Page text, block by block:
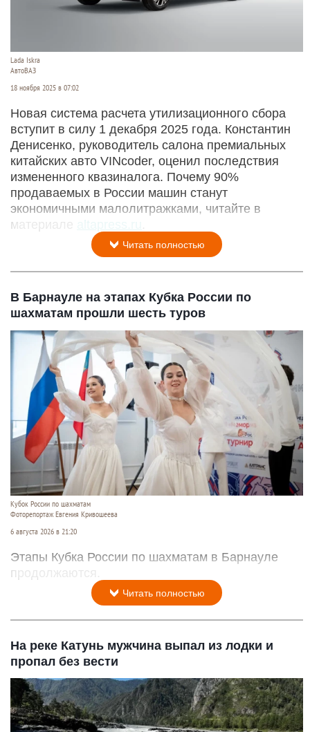
Lada Iskra
АвтоВАЗ
18 ноября 2025 в 07:02
Новая система расчета утилизационного сбора
вступит в силу 1 декабря 2025 года. Константин
Денисенко, руководитель салона премиальных
китайских авто VINcoder, оценил последствия
измененного квазиналога. Почему 90%
продаваемых в России машин станут
экономичными малолитражками, читайте в
материале
altapress.ru
Читать полностью
В Барнауле на этапах Кубка России по
шахматам прошли шесть туров
Кубок России по шахматам
Фоторепортаж Евгения Кривошеева
6 августа 2026 в 21:20
Этапы Кубка России по шахматам в Барнауле
продолжаются.
Читать полностью
На реке Катунь мужчина выпал из лодки и
пропал без вести